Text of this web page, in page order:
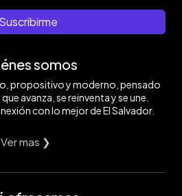
Suscribirme
somos
propositivo y moderno, pensado
avanza, se reinventa y se une.
con lo mejor de El Salvador.
Ver mas ❯